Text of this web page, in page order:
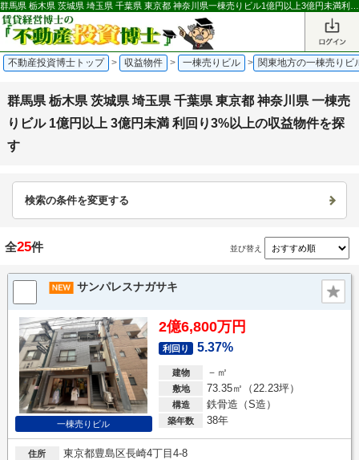
不動産投資博士トップ > 収益物件 > 一棟売りビル > 関東地方の一棟売りビ
群馬県 栃木県 茨城県 埼玉県 千葉県 東京都 神奈川県 一棟売
りビル 1億円以上 3億円未満 利回り3%以上の収益物件を探
す
検索の条件を変更する
全25件 並び替え
サンパレスナガサキ
一棟売りビル
2億6,800万円
利回り 5.37%
建物 －㎡
敷地 73.35㎡（22.23坪）
構造 鉄骨造（S造）
築年数 38年
住所 東京都豊島区長崎4丁目4-8